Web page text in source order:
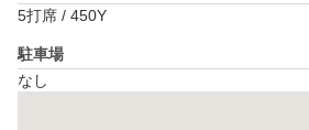
5打席 / 450Y
駐車場
なし